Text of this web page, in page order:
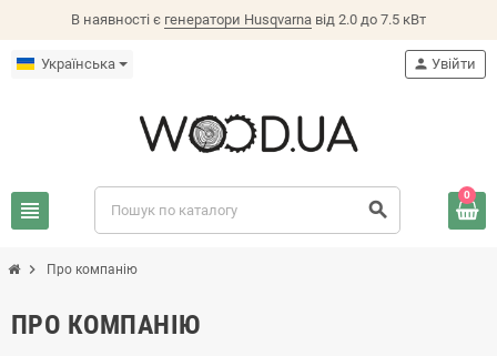
В наявності є генератори Husqvarna від 2.0 до 7.5 кВт
Українська
view_headline search
person Увійти
0
chevron_right Про компанію
ПРО КОМПАНІЮ